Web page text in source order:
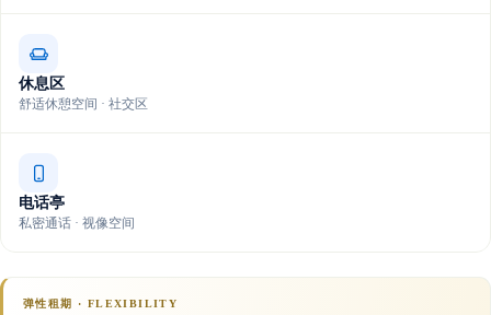
休息区
舒适休憩空间 · 社交区
电话亭
私密通话 · 视像空间
弹性租期 · FLEXIBILITY